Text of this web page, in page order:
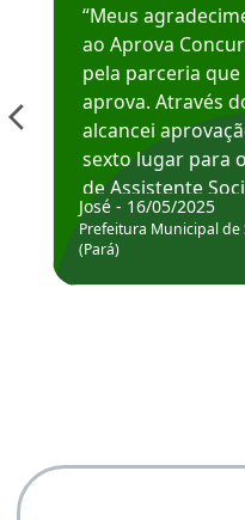
“Meus
ao Aprova
pela parceria que
aprova. Através
alcancei
sexto lugar para
de Assistente
Hoje estou
Prefeitura de
José - 16/05/2025
Prefeitura Municipal de
(Pará)